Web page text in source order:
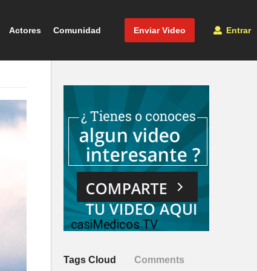
Enviar Video Entrar
Actores Comunidad
Tags Cloud Comments